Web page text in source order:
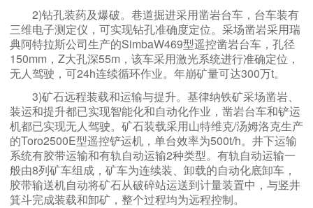
2)钻孔装药及爆破。巷道掘进采用凿岩台车，台车装有
三维电子测定仪，可实现钻孔准确度定位。采场凿岩采用瑞
典阿特拉斯公司生产的SimbaW469型遥控凿岩台车，孔径
150mm，Z大孔深55m，该车采用激光系统进行准确定位，
无人驾驶，可24h连续循环作业。年崩矿量可达300万t。
3)矿石远程装载和运输与提升。基律纳铁矿采场凿岩、
装运和提升都已实现智能化和自动化作业，凿岩台车和铲运
机都已实现无人驾驶。矿石装载采用山特维克/汤姆洛克生产
的Toro2500E型遥控铲运机，单台效率为500t/h。井下运输
系统有胶带运输和有轨自动运输2种类型。有轨自动运输一
般由8列矿车组成，矿车为连续装、卸载的自动化底卸车，
胶带输送机自动将矿石从破碎站运送到计量装置中，与竖井
箕斗完成装载和卸矿，整个过程均为远程控制。